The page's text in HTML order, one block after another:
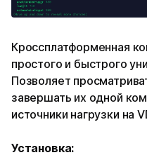
Кроссплатформенная
простого и быстрого
Позволяет
завершать их одной
источники нагрузки на
Установка: